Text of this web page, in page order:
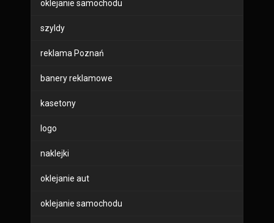
oklejanie samochodu
szyldy
reklama Poznań
banery reklamowe
kasetony
logo
naklejki
oklejanie aut
oklejanie samochodu